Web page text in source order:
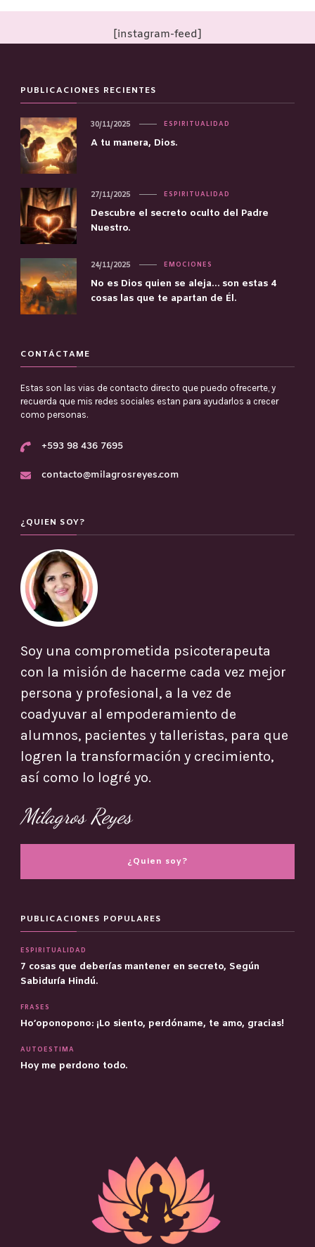
[instagram-feed]
PUBLICACIONES RECIENTES
ESPIRITUALIDAD
A tu manera, Dios.
30/11/2025
ESPIRITUALIDAD
Descubre el secreto oculto del Padre
Nuestro.
27/11/2025
EMOCIONES
No es Dios quien se aleja… son estas 4
cosas las que te apartan de Él.
24/11/2025
CONTÁCTAME
Estas son las vias de contacto directo que puedo ofrecerte, y
recuerda que mis redes sociales estan para ayudarlos a crecer
como personas.
+593 98 436 7695
contacto@milagrosreyes.com
¿QUIEN SOY?
Soy una comprometida psicoterapeuta
con la misión de hacerme cada vez mejor
persona y profesional, a la vez de
coadyuvar al empoderamiento de
alumnos, pacientes y talleristas, para que
logren la transformación y crecimiento,
así como lo logré yo.
Milagros Reyes
¿Quien soy?
PUBLICACIONES POPULARES
ESPIRITUALIDAD
7 cosas que deberías mantener en secreto, Según
Sabiduría Hindú.
FRASES
Ho’oponopono: ¡Lo siento, perdóname, te amo, gracias!
AUTOESTIMA
Hoy me perdono todo.